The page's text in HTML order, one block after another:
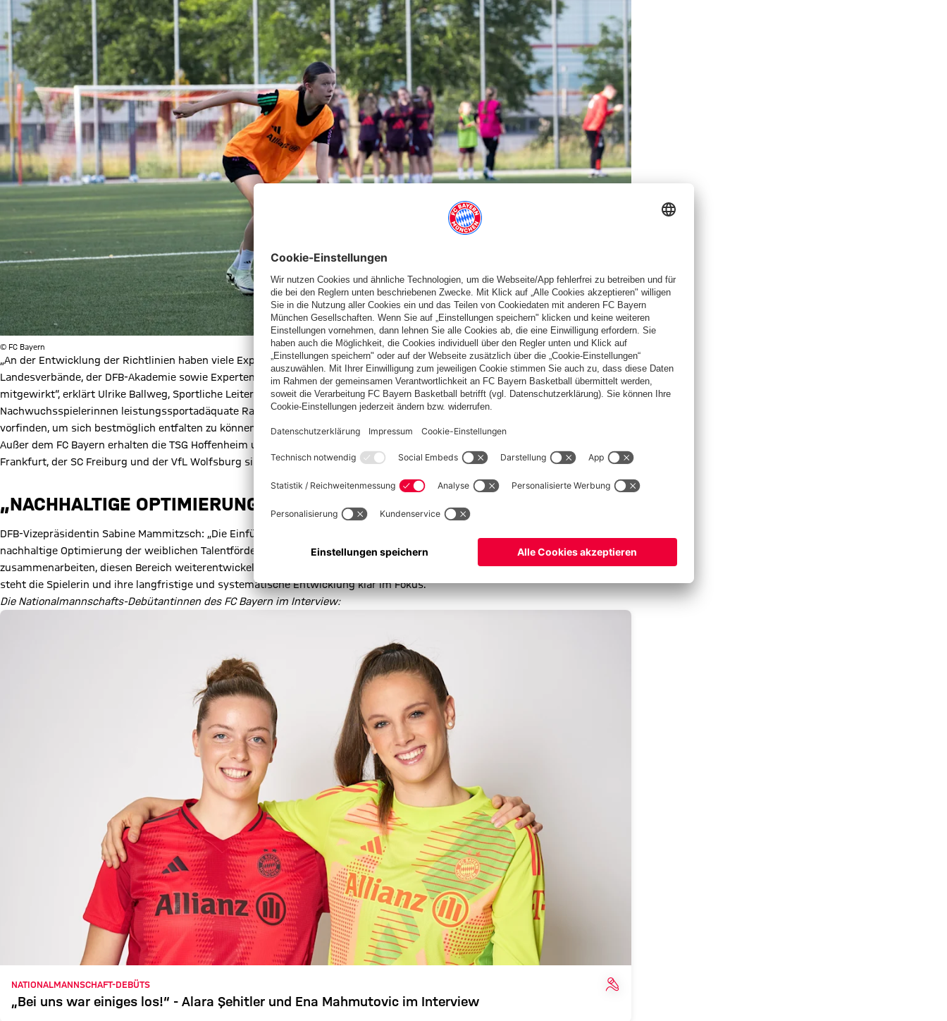
© FC Bayern
„An der Entwicklung der Richtlinien haben viele Experten der Klubs, des Ausschusses für Frauen- und Mädchenfußball, der
Landesverbände, der DFB-Akademie sowie Experten für die männlichen Leistungszentren und ehemalige Nationalspielerinnen
mitgewirkt“, erklärt Ulrike Ballweg, Sportliche Leiterin Talentförderung weiblich beim DFB. „Ziel ist, dass in Zukunft alle
Nachwuchsspielerinnen leistungssportadäquate Rahmenbedingungen und entsprechend gute Trainings- und Spielbedingungen
vorfinden, um sich bestmöglich entfalten zu können.“
Außer dem FC Bayern erhalten die TSG Hoffenheim und die SGS Essen das Zertifikat DFB-Leistungszentrum weiblich. Eintracht
Frankfurt, der SC Freiburg und der VfL Wolfsburg sind ab Januar offizielle DFB-Talentförderzentren.
„NACHHALTIGE OPTIMIERUNG DER TALENFÖRDERUNG“
DFB-Vizepräsidentin Sabine Mammitzsch: „Die Einführung der ersten sechs DFB-Leistungs- und Talentförderzentren wird eine
nachhaltige Optimierung der weiblichen Talentförderung bewirken. Wir wollen auf Augenhöhe mit den Vereinen
zusammenarbeiten, diesen Bereich weiterentwickeln und für die Zukunft weitere Vereine bei diesem Weg unterstützen. Dabei
steht die Spielerin und ihre langfristige und systematische Entwicklung klar im Fokus.“
Die Nationalmannschafts-Debütantinnen des FC Bayern im Interview:
NATIONALMANNSCHAFT-DEBÜTS INTERVIEW
„Bei uns war einiges los!“ - Alara Şehitler und Ena Mahmutovic im Interview